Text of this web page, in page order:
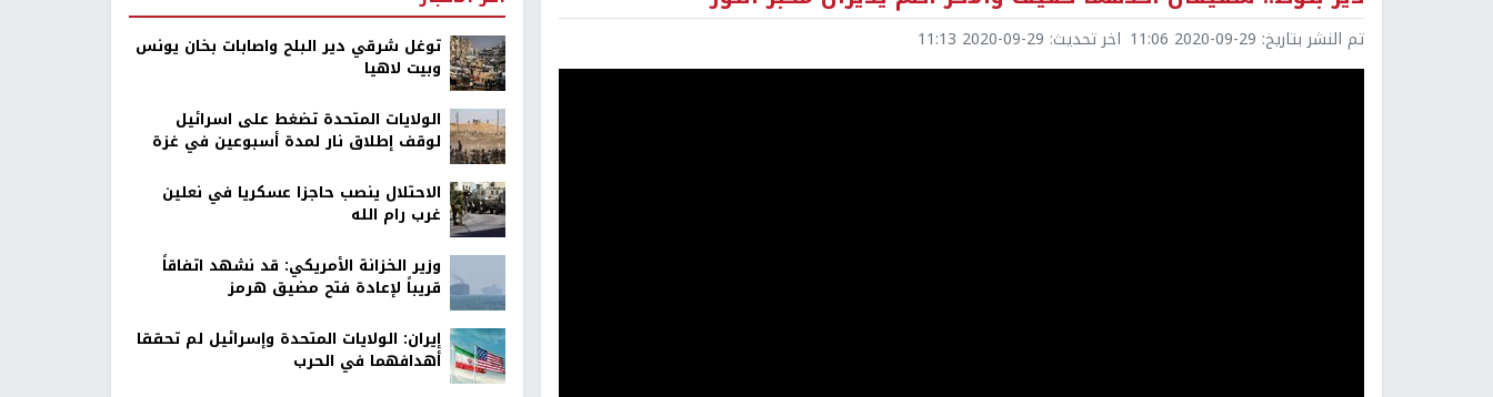
تم النشر بتاريخ: 2020-09-29 11:06 اخر تحديث: 2020-09-29 11:13
توغل شرقي دير البلح واصابات بخان يونس
وبيت لاهيا
الولايات المتحدة تضغط على اسرائيل
لوقف إطلاق نار لمدة أسبوعين في غزة
الاحتلال ينصب حاجزا عسكريا في نعلين
غرب رام الله
وزير الخزانة الأمريكي: قد نشهد اتفاقاً
قريباً لإعادة فتح مضيق هرمز
إيران: الولايات المتحدة وإسرائيل لم تحققا
أهدافهما في الحرب